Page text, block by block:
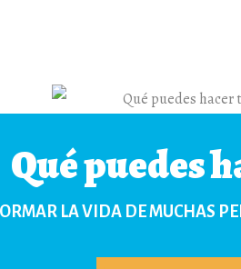
Qué puedes
LA VIDA DE MUCHAS